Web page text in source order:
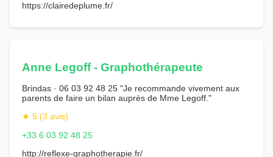
https://clairedeplume.fr/
Anne Legoff - Graphothérapeute
Brindas · 06 03 92 48 25 "Je recommande vivement aux
parents de faire un bilan auprès de Mme Legoff."
★ 5 (3 avis)
+33 6 03 92 48 25
http://reflexe-graphotherapie.fr/